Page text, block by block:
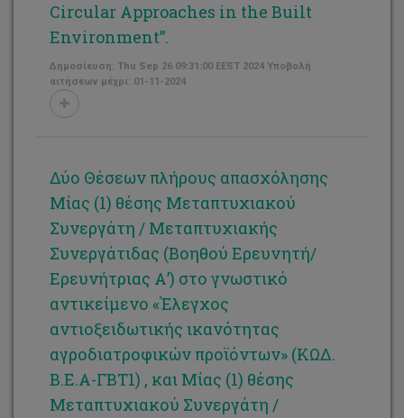
Circular Approaches in the Built
Environment”.
Δημοσίευση: Thu Sep 26 09:31:00 EEST 2024 Υποβολή
αιτήσεων μέχρι: 01-11-2024
Δύο Θέσεων πλήρους απασχόλησης
Μίας (1) θέσης Μεταπτυχιακού
Συνεργάτη / Μεταπτυχιακής
Συνεργάτιδας (Βοηθού Ερευνητή/
Ερευνήτριας Α’) στο γνωστικό
αντικείμενο «Έλεγχος
αντιοξειδωτικής ικανότητας
αγροδιατροφικών προϊόντων» (ΚΩΔ.
Β.Ε.Α-ΓΒΤ1) , και Μίας (1) θέσης
Μεταπτυχιακού Συνεργάτη /